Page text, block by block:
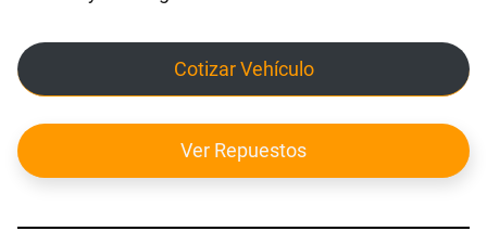
Cotizar Vehículo
Ver Repuestos